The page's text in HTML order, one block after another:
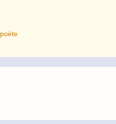
poète